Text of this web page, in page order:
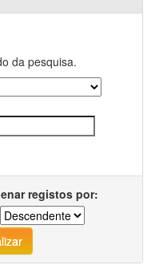
da pesquisa.
registos por: